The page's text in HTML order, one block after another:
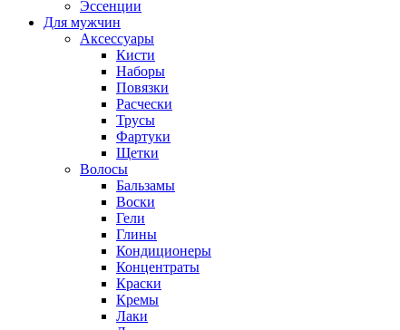
Эссенции
Для мужчин
Аксессуары
Кисти
Наборы
Повязки
Расчески
Трусы
Фартуки
Щетки
Волосы
Бальзамы
Воски
Гели
Глины
Кондиционеры
Концентраты
Краски
Кремы
Лаки